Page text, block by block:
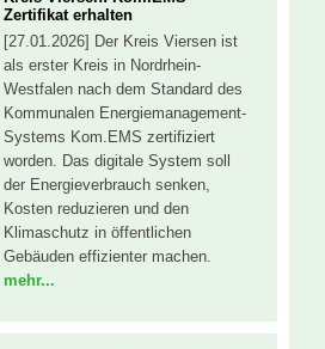
Zertifikat erhalten
[27.01.2026] Der Kreis Viersen ist
als erster Kreis in Nordrhein-
Westfalen nach dem Standard des
Kommunalen Energiemanagement-
Systems Kom.EMS zertifiziert
worden. Das digitale System soll
der Energieverbrauch senken,
Kosten reduzieren und den
Klimaschutz in öffentlichen
Gebäuden effizienter machen.
mehr...